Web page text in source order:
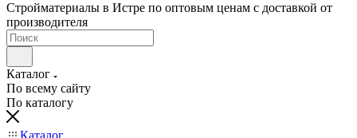
Стройматериалы в Истре по оптовым ценам с доставкой от
производителя
Каталог
По всему сайту
По каталогу
Каталог